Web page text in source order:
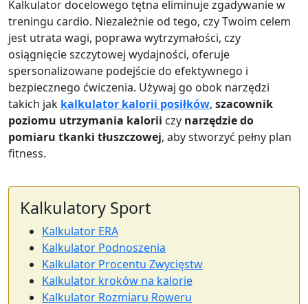
Kalkulator docelowego tętna eliminuje zgadywanie w
treningu cardio. Niezależnie od tego, czy Twoim celem
jest utrata wagi, poprawa wytrzymałości, czy
osiągnięcie szczytowej wydajności, oferuje
spersonalizowane podejście do efektywnego i
bezpiecznego ćwiczenia. Używaj go obok narzędzi
takich jak kalkulator kalorii posiłków, szacownik
poziomu utrzymania kalorii czy narzędzie do
pomiaru tkanki tłuszczowej, aby stworzyć pełny plan
fitness.
Kalkulatory Sport
Kalkulator ERA
Kalkulator Podnoszenia
Kalkulator Procentu Zwycięstw
Kalkulator kroków na kalorie
Kalkulator Rozmiaru Roweru